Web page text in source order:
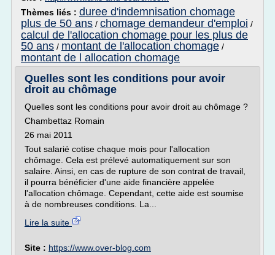
Thèmes liés : duree d'indemnisation chomage
plus de 50 ans / chomage demandeur d'emploi /
calcul de l'allocation chomage pour les plus de
50 ans / montant de l'allocation chomage /
montant de l allocation chomage
Quelles sont les conditions pour avoir
droit au chômage
Quelles sont les conditions pour avoir droit au chômage ?
Chambettaz Romain
26 mai 2011
Tout salarié cotise chaque mois pour l'allocation
chômage. Cela est prélevé automatiquement sur son
salaire. Ainsi, en cas de rupture de son contrat de travail,
il pourra bénéficier d'une aide financière appelée
l'allocation chômage. Cependant, cette aide est soumise
à de nombreuses conditions. La...
Lire la suite
Site : https://www.over-blog.com